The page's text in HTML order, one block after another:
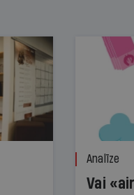
Analīze
Vai